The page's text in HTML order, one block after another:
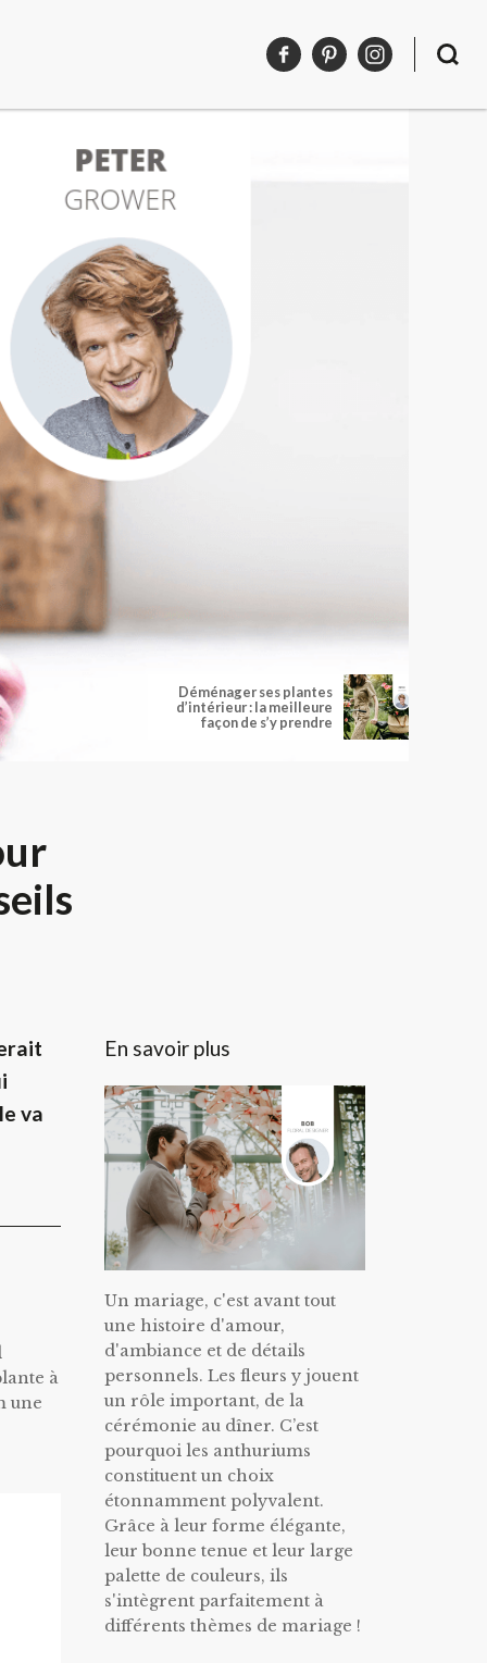
Déménager ses plantes
d’intérieur : la meilleure
façon de s’y prendre
va
à
une
En savoir plus
Un mariage, c'est avant tout
une histoire d'amour,
d'ambiance et de détails
personnels. Les fleurs y jouent
un rôle important, de la
cérémonie au dîner. C’est
pourquoi les anthuriums
constituent un choix
étonnamment polyvalent.
Grâce à leur forme élégante,
leur bonne tenue et leur large
palette de couleurs, ils
s'intègrent parfaitement à
différents thèmes de mariage !